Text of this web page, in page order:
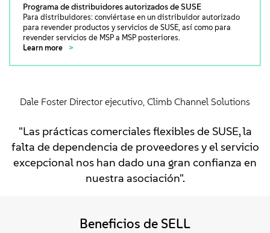
Programa de distribuidores autorizados de SUSE
Para distribuidores: conviértase en un distribuidor autorizado
para revender productos y servicios de SUSE, así como para
revender servicios de MSP a MSP posteriores.
Learn more
Dale Foster Director ejecutivo, Climb Channel Solutions
"Las prácticas comerciales flexibles de SUSE, la
falta de dependencia de proveedores y el servicio
excepcional nos han dado una gran confianza en
nuestra asociación".
Beneficios de SELL